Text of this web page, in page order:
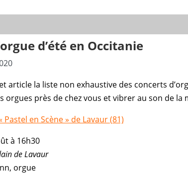
d’été en Occitanie
article la liste non exhaustive des concerts
orgues près de chez vous et vibrer au son de la
Pastel en Scène » de Lavaur (81)
à 16h30
de Lavaur
orgue